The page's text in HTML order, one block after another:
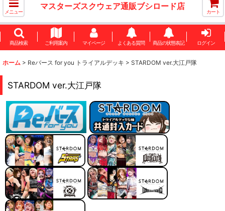
メニュー
マスターズスクウェア通販ブシロード店
カート
商品検索 ご利用案内 マイページ よくある質問 商品の状態表記 ログイン
ホーム > Reバース for you トライアルデッキ > STARDOM ver.大江戸隊
STARDOM ver.大江戸隊